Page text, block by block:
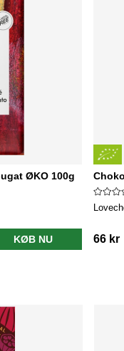
ØKO 100g
KØB NU 66 kr